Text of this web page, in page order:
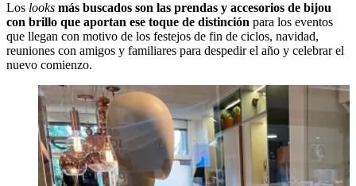
Los looks más buscados son las prendas y accesorios de bijou
con brillo que aportan ese toque de distinción para los eventos
que llegan con motivo de los festejos de fin de ciclos, navidad,
reuniones con amigos y familiares para despedir el año y celebrar el
nuevo comienzo.